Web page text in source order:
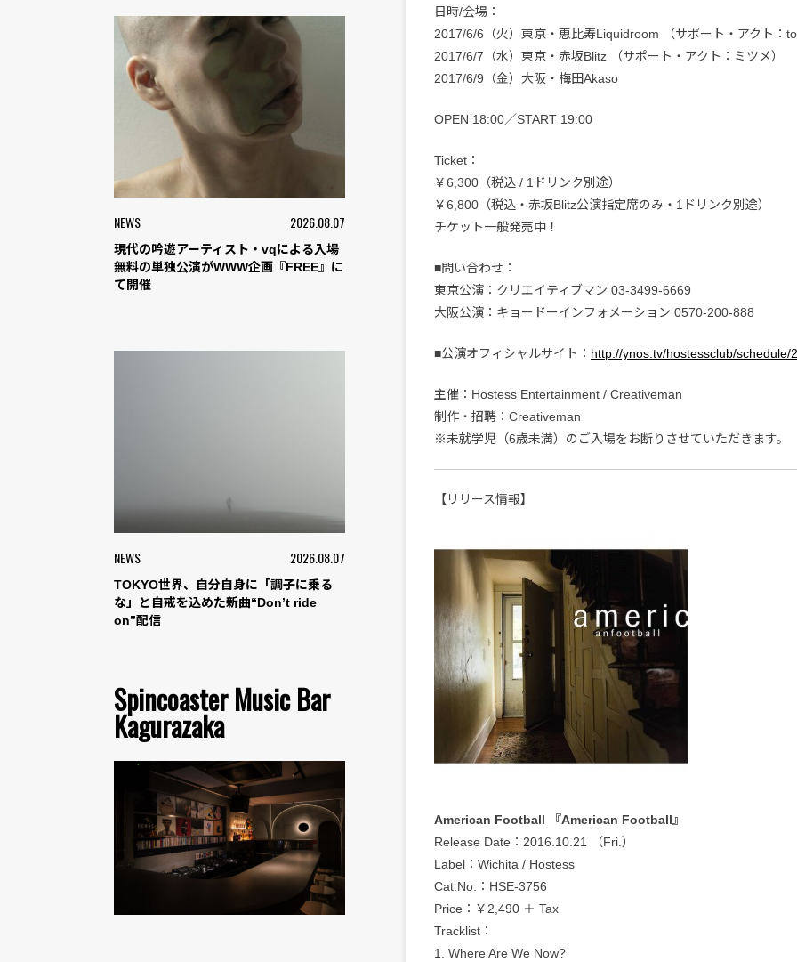
NEWS 2026.08.07
現代の吟遊アーティスト・vqによる入場
無料の単独公演がWWW企画『FREE』に
て開催
NEWS 2026.08.07
TOKYO世界、自分自身に「調子に乗る
な」と自戒を込めた新曲“Don’t ride
on”配信
Spincoaster Music Bar
Kagurazaka
日時/会場：
2017/6/6（火）東京・恵比寿Liquidroom （サポート・アクト：
2017/6/7（水）東京・赤坂Blitz （サポート・アクト：ミツメ）
2017/6/9（金）大阪・梅田Akaso
OPEN 18:00／START 19:00
Ticket：
￥6,300（税込 / 1ドリンク別途）
￥6,800（税込・赤坂Blitz公演指定席のみ・1ドリンク別途）
チケット一般発売中！
■問い合わせ：
東京公演：クリエイティブマン 03-3499-6669
大阪公演：キョードーインフォメーション 0570-200-888
■公演オフィシャルサイト： http://ynos.tv/hostessclub/schedule/
主催：Hostess Entertainment / Creativeman
制作・招聘：Creativeman
※未就学児（6歳未満）のご入場をお断りさせていただきます。
【リリース情報】
American Football 『American Football』
Release Date：2016.10.21 （Fri.）
Label：Wichita / Hostess
Cat.No.：HSE-3756
Price：￥2,490 ＋ Tax
Tracklist：
1. Where Are We Now?